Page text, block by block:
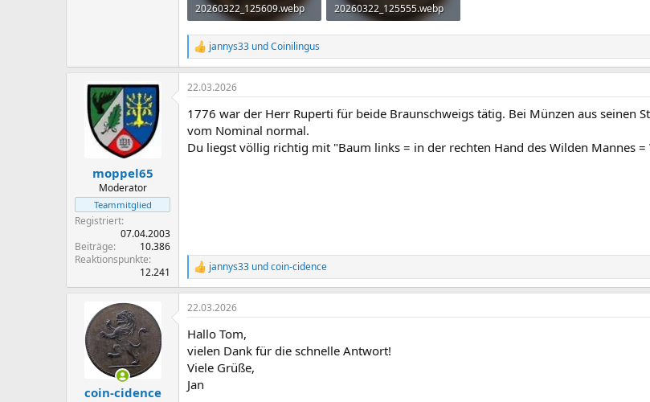
20260322_125609.webp
752,3 KB · Aufrufe: 90
20260322_125555.webp
694,6 KB · Aufrufe: 84
R
e
a
k
o
n
e
jannys33 undCoinilingus
moppel65
Moderator
Teammitglied
Registriert
07.04.2003
Beiträge
10.386
Reaktionspunkte
12.241
22.03.2026
1776 war der Herr Ruperti für beide Braunschweigs tätig. Bei Münzen aus seinen
vom Nominal normal.
Du liegst völlig richtig mit "Baum links = in der rechten Hand des Wilden Mannes
R
e
a
k
i
o
n
e
n
jannys33 undcoin-cidence
coin-cidence
22.03.2026
Hallo Tom,
vielen Dank für die schnelle Antwort!
Viele Grüße,
Jan